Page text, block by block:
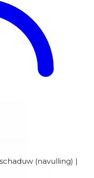
(navulling) |